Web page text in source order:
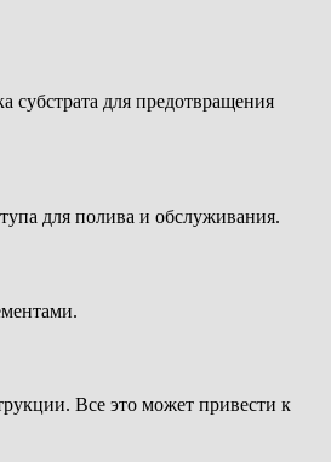
субстрата для предотвращения
для полива и обслуживания.
Все это может привести к